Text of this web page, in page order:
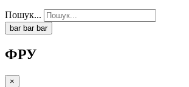
Пошук...
bar bar bar
ФРУ
×